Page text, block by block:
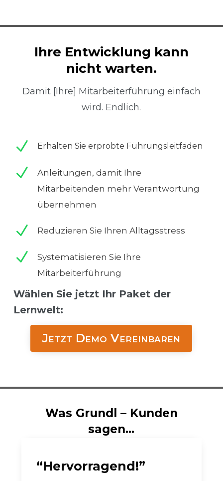
Ihre Entwicklung kann
nicht warten.
Damit [Ihre] Mitarbeiterführung einfach
wird. Endlich.
N Erhalten Sie erprobte Führungsleitfäden
N
Anleitungen, damit Ihre
Mitarbeitenden mehr Verantwortung
übernehmen
N Reduzieren Sie Ihren Alltagsstress
N
Systematisieren Sie Ihre
Mitarbeiterführung
Wählen Sie jetzt Ihr Paket der
Lernwelt:
Jetzt Demo Vereinbaren
Was Grundl – Kunden
sagen…
“Hervorragend!”